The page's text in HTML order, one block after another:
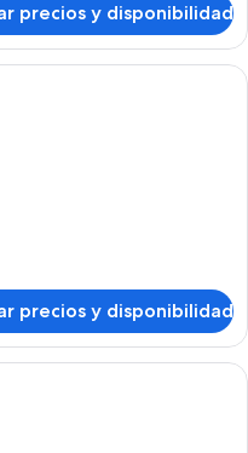
precios y disponibilidad
de hotel con dos camas,
precios y disponibilidad
de hotel con dos camas,